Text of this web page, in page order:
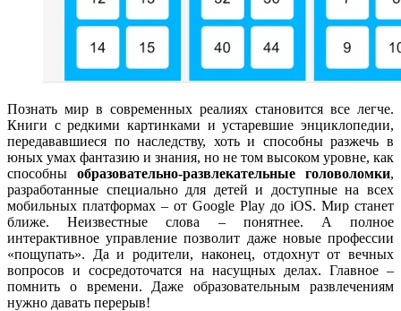
Познать мир в современных реалиях становится все легче.
Книги с редкими картинками и устаревшие энциклопедии,
передававшиеся по наследству, хоть и способны разжечь в
юных умах фантазию и знания, но не том высоком уровне, как
способны образовательно-развлекательные головоломки,
разработанные специально для детей и доступные на всех
мобильных платформах – от Google Play до iOS. Мир станет
ближе. Неизвестные слова – понятнее. А полное
интерактивное управление позволит даже новые профессии
«пощупать». Да и родители, наконец, отдохнут от вечных
вопросов и сосредоточатся на насущных делах. Главное –
помнить о времени. Даже образовательным развлечениям
нужно давать перерыв!